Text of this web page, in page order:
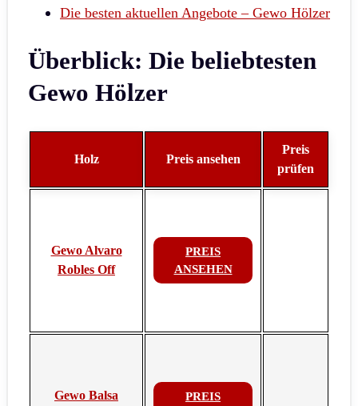
Die besten aktuellen Angebote – Gewo Hölzer
Überblick: Die beliebtesten
Gewo Hölzer
Holz Preis ansehen
Preis
prüfen
Gewo Alvaro
Robles Off
PREIS
ANSEHEN
Gewo Balsa PREIS